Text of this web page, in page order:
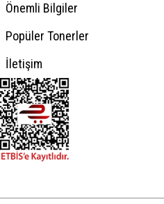
Önemli Bilgiler
Popüler Tonerler
İletişim